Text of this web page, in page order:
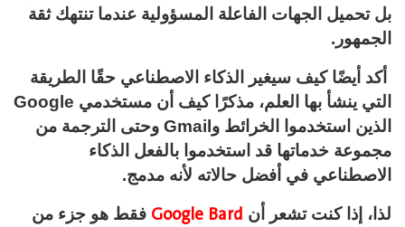
بل تحميل الجهات الفاعلة المسؤولية عندما تنتهك ثقة
الجمهور.
أكد أيضًا كيف سيغير الذكاء الاصطناعي حقًا الطريقة
التي ينشأ بها العلم، مذكرًا كيف أن مستخدمي Google
الذين استخدموا الخرائط وGmail وحتى الترجمة من
مجموعة خدماتها قد استخدموا بالفعل الذكاء
الاصطناعي في أفضل حالاته لأنه مدمج.
لذا، إذا كنت تشعر أن
فقط هو جزء من